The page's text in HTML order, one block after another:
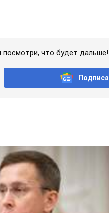
посмотри, что будет дальше!